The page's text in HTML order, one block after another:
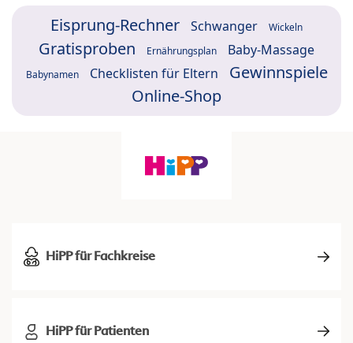
Eisprung-Rechner Schwanger Wickeln
Gratisproben Ernährungsplan Baby-Massage
Babynamen Checklisten für Eltern
Gewinnspiele
Online-Shop
HiPP für Fachkreise
HiPP für Patienten